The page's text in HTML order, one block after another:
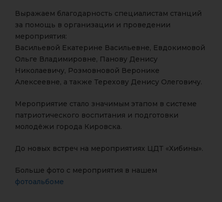
Выражаем благодарность специалистам станций
за помощь в организации и проведении
мероприятия:
Васильевой Екатерине Васильевне, Евдокимовой
Ольге Владимировне, Панову Денису
Николаевичу, Розмовновой Веронике
Алексеевне, а также Терехову Денису Олеговичу.
Мероприятие стало значимым этапом в системе
патриотического воспитания и подготовки
молодёжи города Кировска.
До новых встреч на мероприятиях ЦДТ «Хибины».
Больше фото с мероприятия в нашем
фотоальбоме